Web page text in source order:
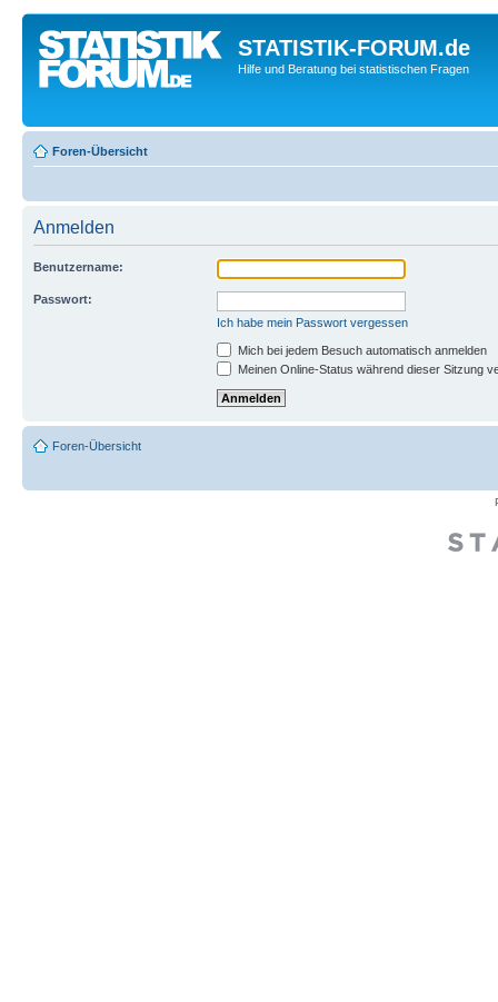
STATISTIK-FORUM.de
Hilfe und Beratung bei statistischen Fragen
Foren-Übersicht
Anmelden
Benutzername:
Passwort:
Ich habe mein Passwort vergessen
Mich bei jedem Besuch automatisch anmelden
Meinen Online-Status während dieser Sitzung
Foren-Übersicht